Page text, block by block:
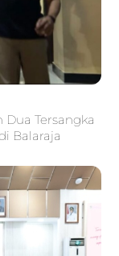
Tersangka
Balaraja